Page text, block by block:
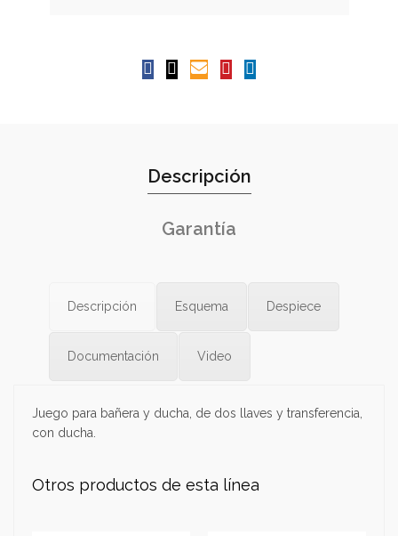
Descripción
Garantía
Descripción Esquema Despiece
Documentación Video
Juego para bañera y ducha, de dos llaves y transferencia,
con ducha.
Otros productos de esta línea